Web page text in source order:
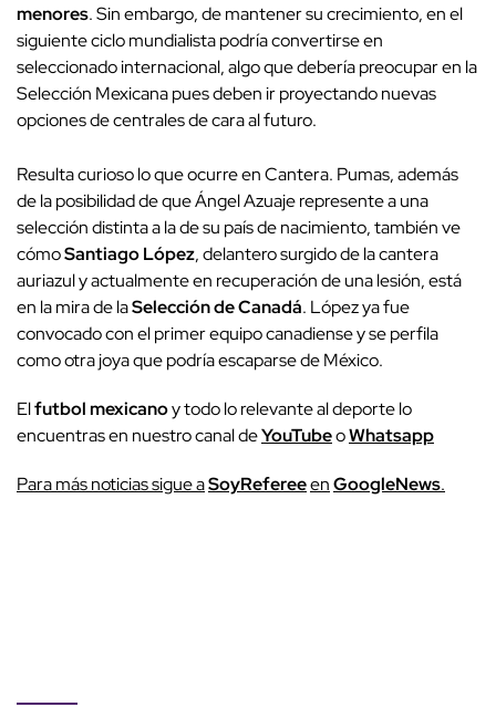
menores. Sin embargo, de mantener su crecimiento, en el
siguiente ciclo mundialista podría convertirse en
seleccionado internacional, algo que debería preocupar en la
Selección Mexicana pues deben ir proyectando nuevas
opciones de centrales de cara al futuro.
Resulta curioso lo que ocurre en Cantera. Pumas, además
de la posibilidad de que Ángel Azuaje represente a una
selección distinta a la de su país de nacimiento, también ve
cómoSantiago López, delantero surgido de la cantera
auriazul y actualmente en recuperación de una lesión, está
en la mira de laSelección de Canadá. López ya fue
convocado con el primer equipo canadiense y se perfila
como otra joya que podría escaparse de México.
Elfutbol mexicanoy todo lo relevante al deporte lo
encuentras en nuestro canal deYouTubeoWhatsapp
Para más noticias sigue aSoyRefereeenGoogleNews.